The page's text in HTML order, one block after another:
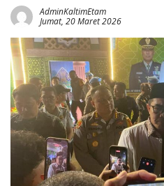
AdminKaltimEtam
Jumat, 20 Maret 2026